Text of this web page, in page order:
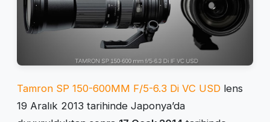
Tamron SP 150-600MM F/5-6.3 Di VC USD lens
19 Aralık 2013 tarihinde Japonya’da